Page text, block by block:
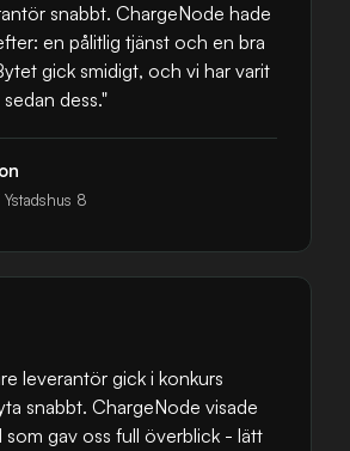
snabbt. ChargeNode hade
en pålitlig tjänst och en bra
gick smidigt, och vi har varit
dess."
8
leverantör gick i konkurs
snabbt. ChargeNode visade
som gav oss full överblick - lätt